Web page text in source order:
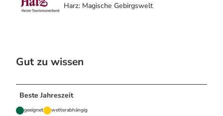
Harz: Magische Gebirgswelt
Gut zu wissen
Beste Jahreszeit
geeignet wetterabhängig